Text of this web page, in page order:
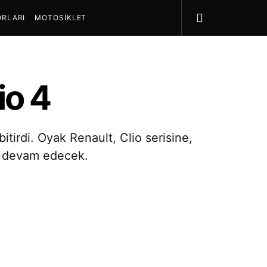
MOTOSIKLET
4
Oyak Renault, Clio serisine,
devam edecek.